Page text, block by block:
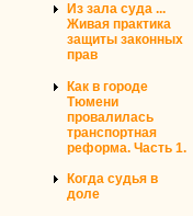
Из зала суда ...
Живая практика
защиты законных
прав
Как в городе
Тюмени
провалилась
транспортная
реформа. Часть 1.
Когда судья в
доле